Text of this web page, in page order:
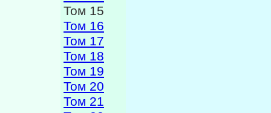
Том 15
Том 16
Том 17
Том 18
Том 19
Том 20
Том 21